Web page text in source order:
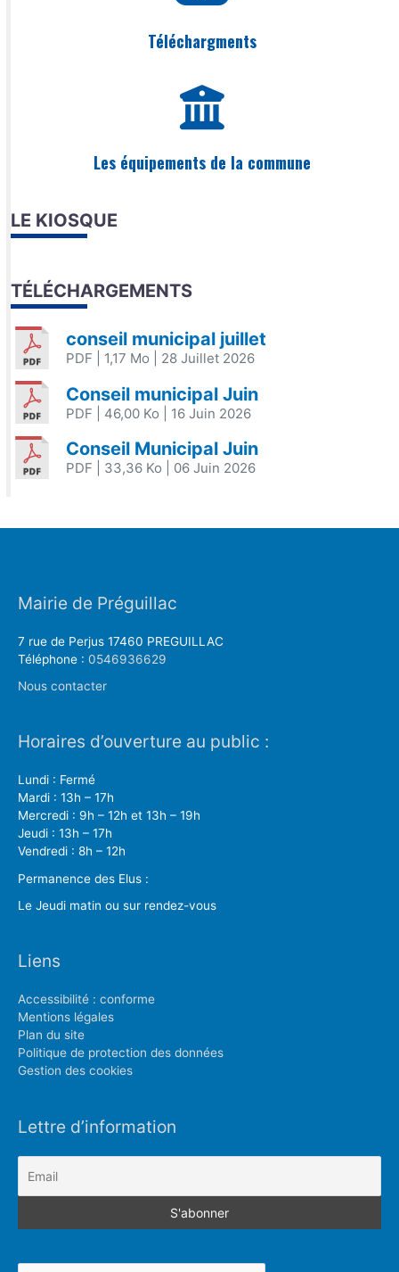
Téléchargments
Les équipements de la commune
LE KIOSQUE
TÉLÉCHARGEMENTS
conseil municipal juillet
PDF | 1,17 Mo | 28 Juillet 2026
Conseil municipal Juin
PDF | 46,00 Ko | 16 Juin 2026
Conseil Municipal Juin
PDF | 33,36 Ko | 06 Juin 2026
Mairie de Préguillac
7 rue de Perjus 17460 PREGUILLAC
Téléphone : 0546936629
Nous contacter
Horaires d’ouverture au public :
Lundi : Fermé
Mardi : 13h – 17h
Mercredi : 9h – 12h et 13h – 19h
Jeudi : 13h – 17h
Vendredi : 8h – 12h
Permanence des Elus :
Le Jeudi matin ou sur rendez-vous
Liens
Accessibilité : conforme
Mentions légales
Plan du site
Politique de protection des données
Gestion des cookies
Lettre d’information